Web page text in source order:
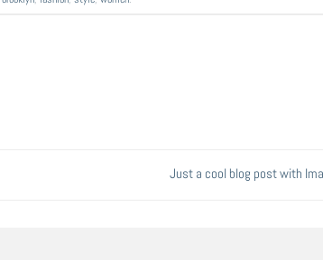
Just a cool blog post with